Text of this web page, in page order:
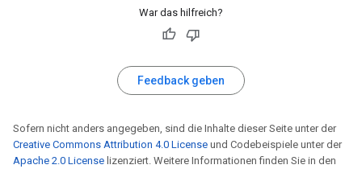
War das hilfreich?
Feedback geben
Sofern nicht anders angegeben, sind die Inhalte dieser Seite unter der
Creative Commons Attribution 4.0 License und Codebeispiele unter der
Apache 2.0 License lizenziert. Weitere Informationen finden Sie in den